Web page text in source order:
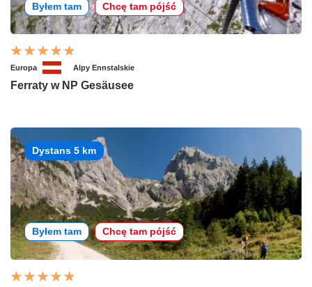
Byłem tam Chcę tam pójść
Europa Alpy Ennstalskie
Ferraty w NP Gesäusee
Dystans 5 km
Byłem tam Chcę tam pójść